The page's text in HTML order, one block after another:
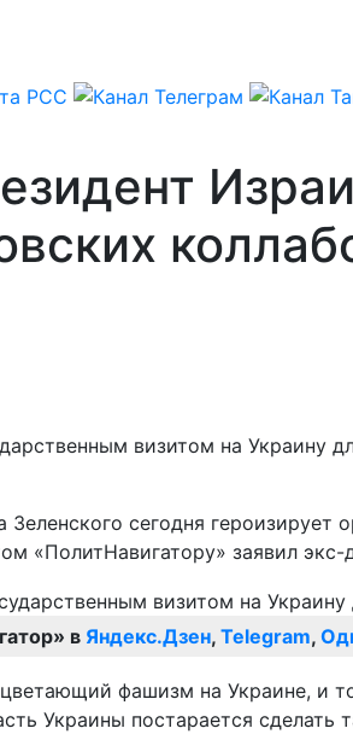
визитом на Украину
сегодня героизирует
«ПолитНавигатору» заявил
в Яндекс.Дзен, Telegram,
фашизм на Украине, и
Украины постарается